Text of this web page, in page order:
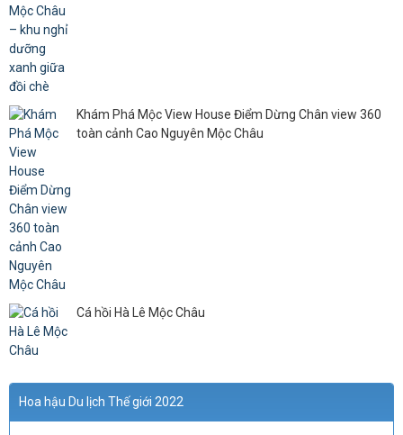
Khám Phá Mộc View House Điểm Dừng Chân view 360
toàn cảnh Cao Nguyên Mộc Châu
Cá hồi Hà Lê Mộc Châu
Hoa hậu Du lịch Thế giới 2022